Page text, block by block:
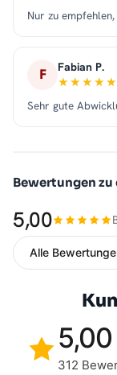
Nur zu
F Fabian P.
Sehr gute
Bewertungen
5,00
Alle
5,00
312